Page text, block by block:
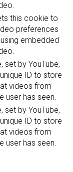
this cookie to
preferences
embedded
set by YouTube,
ID to store
videos from
user has seen.
set by YouTube,
ID to store
videos from
user has seen.